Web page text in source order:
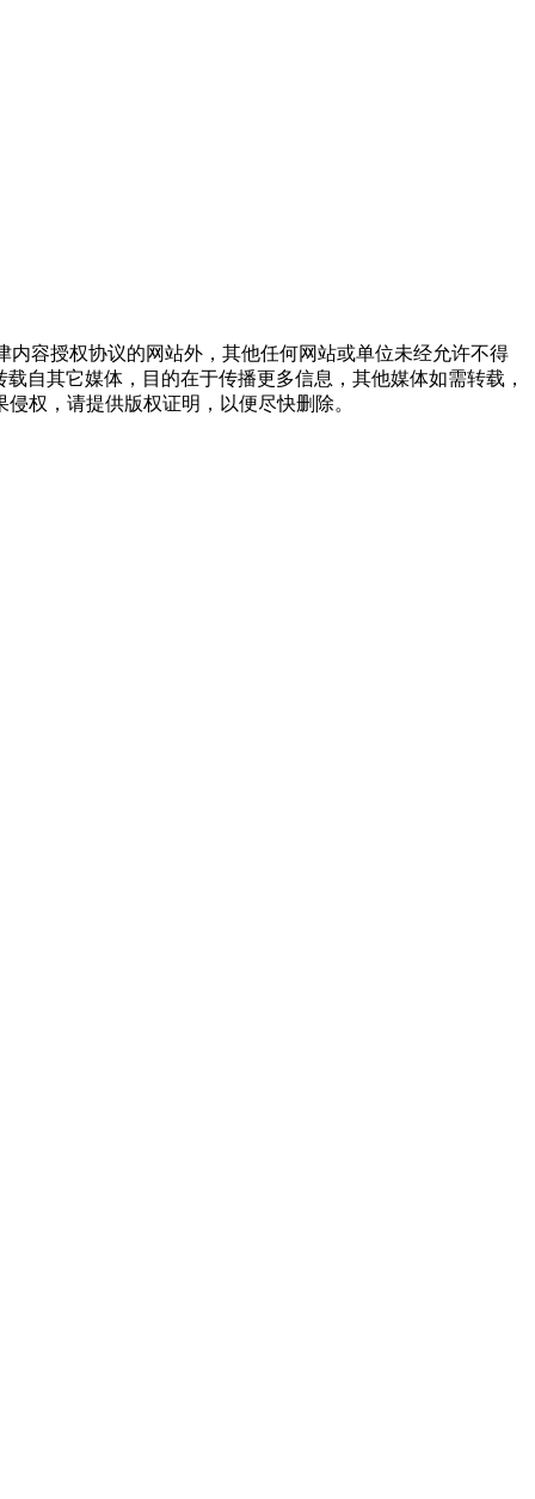
容授权协议的网站外，其他任何网站或单位未经允许不得
自其它媒体，目的在于传播更多信息，其他媒体如需转载，
权，请提供版权证明，以便尽快删除。